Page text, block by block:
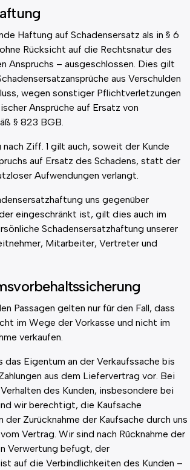
Haftung auf Schadensersatz als in § 6
Rücksicht auf die Rechtsnatur des
Anspruchs – ausgeschlossen. Dies gilt
aus Verschulden
wegen sonstiger Pflichtverletzungen
Ansprüche auf Ersatz von
§ 823 BGB.
Ziff. 1 gilt auch, soweit der Kunde
auf Ersatz des Schadens, statt der
Aufwendungen verlangt.
uns gegenüber
eingeschränkt ist, gilt dies auch im
Schadensersatzhaftung unserer
Mitarbeiter, Vertreter und
Passagen gelten nur für den Fall, dass
im Wege der Vorkasse und nicht im
verkaufen.
das Eigentum an der Verkaufssache bis
aus dem Liefervertrag vor. Bei
des Kunden, insbesondere bei
wir berechtigt, die Kaufsache
der Zurücknahme der Kaufsache durch uns
Vertrag. Wir sind nach Rücknahme der
Verwertung befugt, der
auf die Verbindlichkeiten des Kunden –